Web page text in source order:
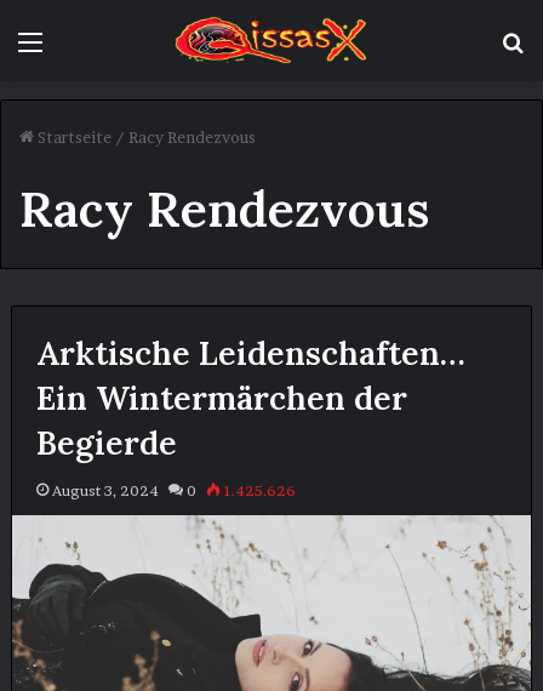
Menü
Startseite / Racy Rendezvous
Racy Rendezvous
Arktische Leidenschaften…
Ein Wintermärchen der
Begierde
August 3, 2024 0 1.425.626